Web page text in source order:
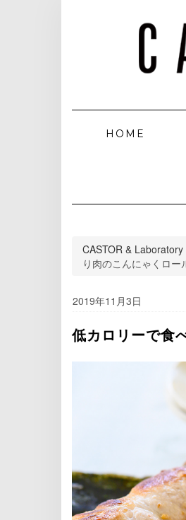
HOME
CASTOR & Laboratory
り肉のこんにゃくロー
2019年11月3日
低カロリーで食